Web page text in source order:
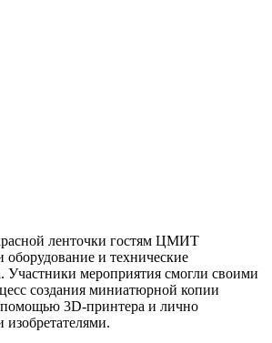
ленточки гостям ЦМИТ
оборудование и технические
Участники мероприятия смогли своими
создания миниатюрной копии
3D-принтера и лично